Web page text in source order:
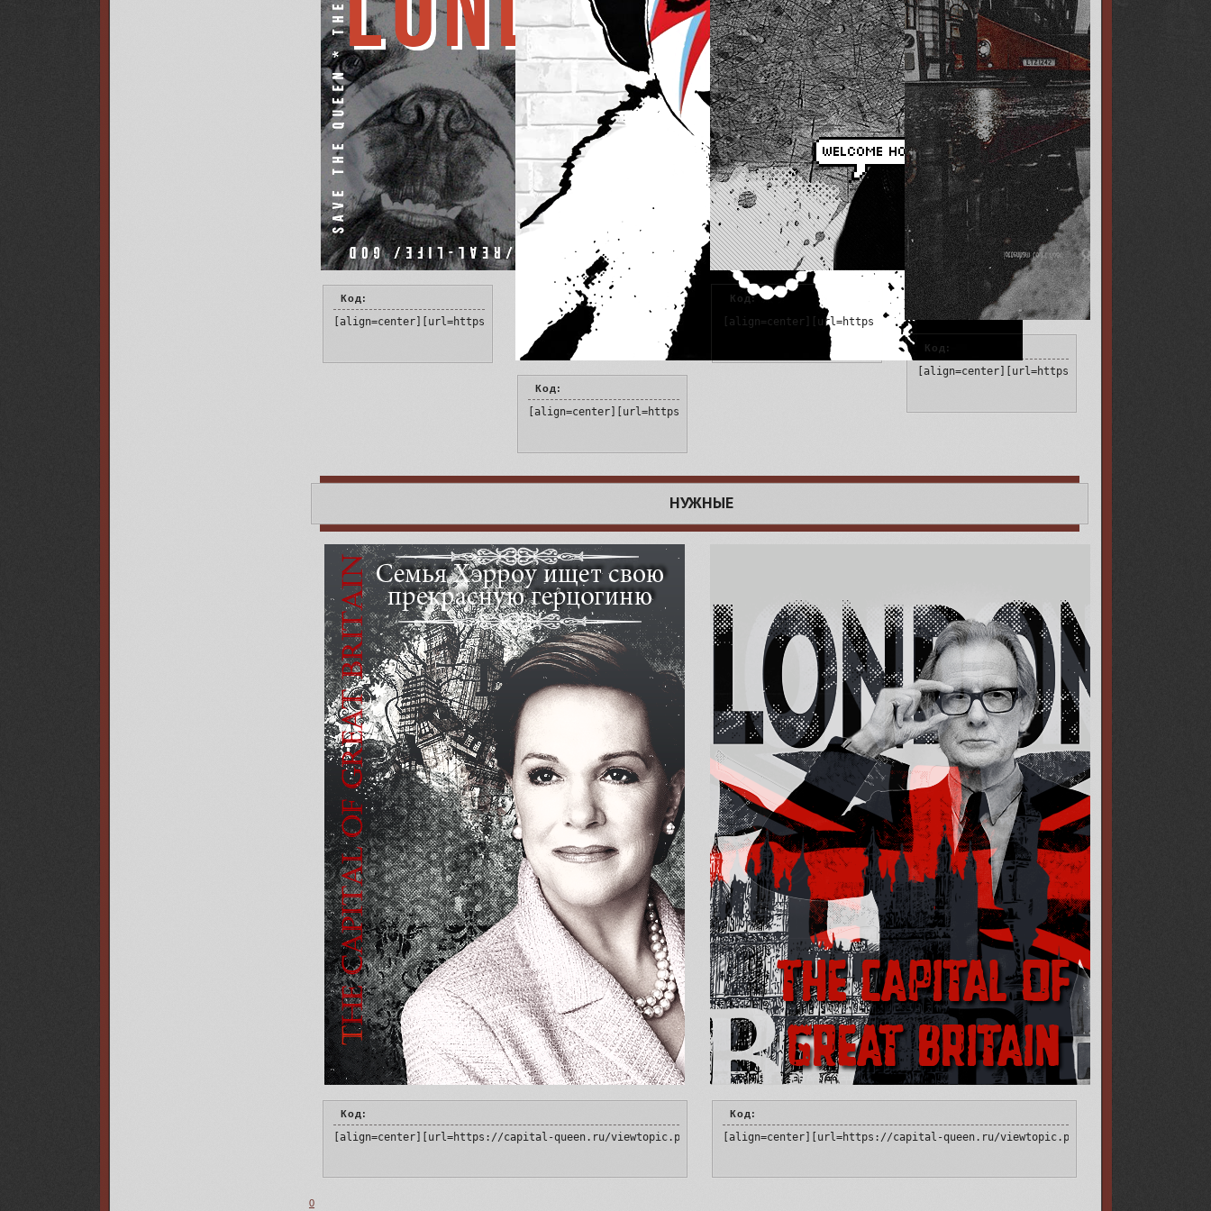
Код:
[align=center][url=https://capital-queen.ru/][img]https://upforme.ru/uploads/001a/b2/2a/9/316875.png[/img][/url][/align]
Код:
[align=center][url=https://capital-queen.ru/][img]https://upforme.ru/uploads/000b/09/4f/27523/
Код:
[align=center][url=https://capital-queen.ru/][img]https://i.imgur.com/
Код:
[align=center][url=https://capital-queen.ru/
НУЖНЫЕ
Код:
[align=center][url=https://capital-queen.ru/viewtopic.php?id=4#p127203][img]https://i.imgur.com/3LQjNGA.png[/img][/url][/align]
Код:
[align=center][url=https://capital-queen.ru/
0